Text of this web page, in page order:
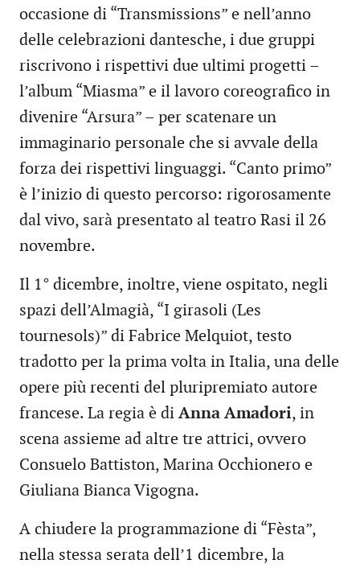
occasione di “Transmissions” e nell’anno
delle celebrazioni dantesche, i due gruppi
riscrivono i rispettivi due ultimi progetti –
l’album “Miasma” e il lavoro coreografico in
divenire “Arsura” – per scatenare un
immaginario personale che si avvale della
forza dei rispettivi linguaggi. “Canto primo”
è l’inizio di questo percorso: rigorosamente
dal vivo, sarà presentato al teatro Rasi il 26
novembre.
Il 1° dicembre, inoltre, viene ospitato, negli
spazi dell’Almagià, “I girasoli (Les
tournesols)” di Fabrice Melquiot, testo
tradotto per la prima volta in Italia, una delle
opere più recenti del pluripremiato autore
francese. La regia è di Anna Amadori, in
scena assieme ad altre tre attrici, ovvero
Consuelo Battiston, Marina Occhionero e
Giuliana Bianca Vigogna.
A chiudere la programmazione di “Fèsta”,
nella stessa serata dell’1 dicembre, la